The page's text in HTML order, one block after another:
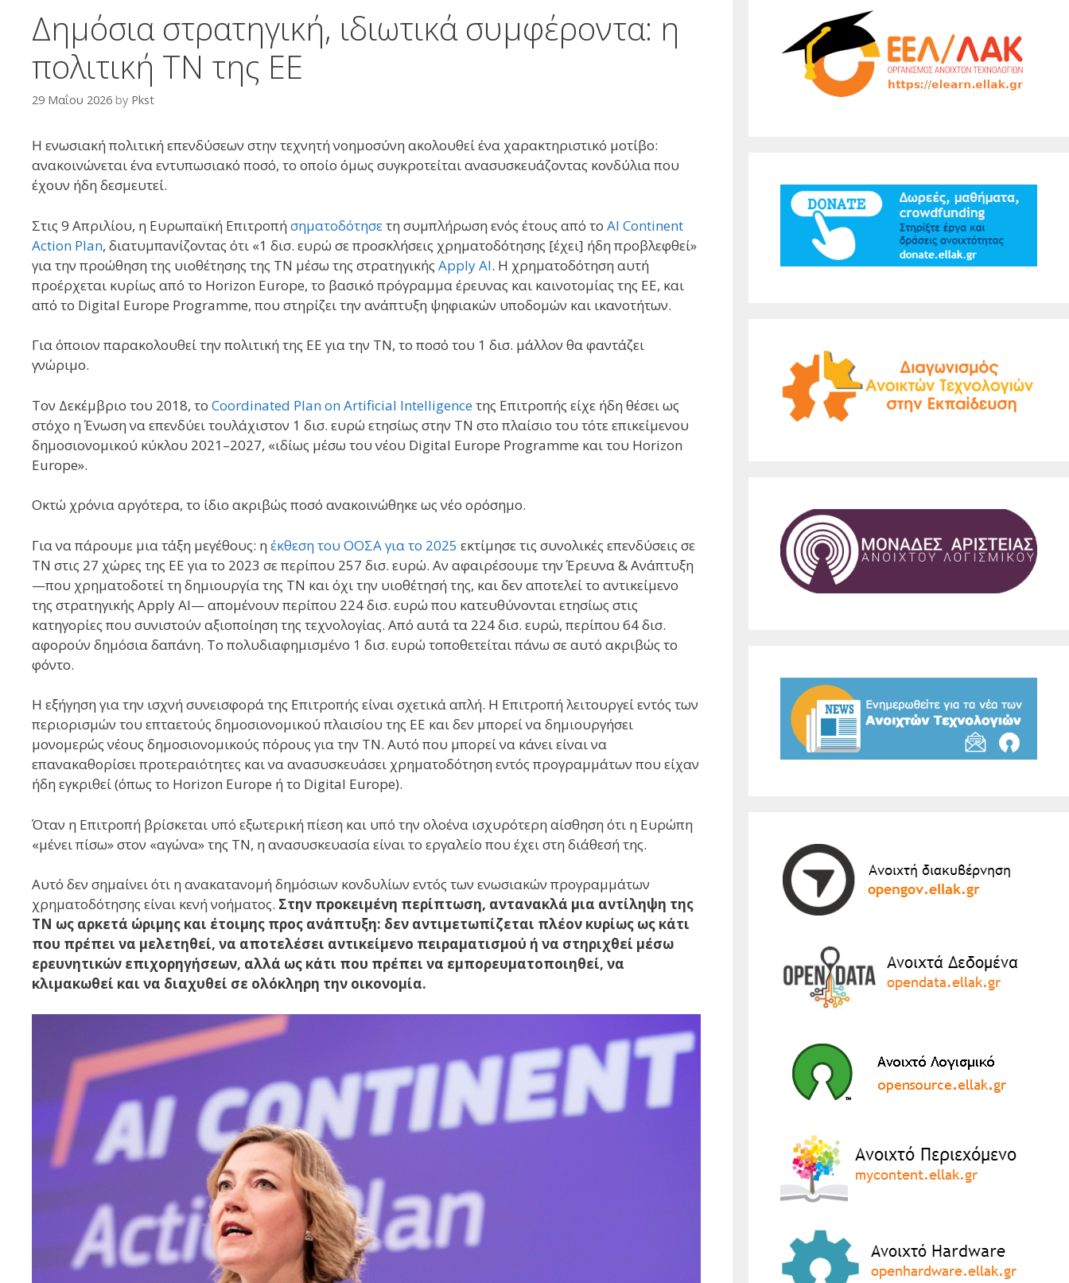
Δημόσια στρατηγική, ιδιωτικά συμφέροντα: η
πολιτική ΤΝ της ΕΕ
29 Μαΐου 2026 by Pkst
Η ενωσιακή πολιτική επενδύσεων στην τεχνητή νοημοσύνη ακολουθεί ένα χαρακτηριστικό μοτίβο:
ανακοινώνεται ένα εντυπωσιακό ποσό, το οποίο όμως συγκροτείται ανασυσκευάζοντας κονδύλια που
έχουν ήδη δεσμευτεί.
Στις 9 Απριλίου, η Ευρωπαϊκή Επιτροπή σηματοδότησετη συμπλήρωση ενός έτους από το AI Continent
Action Plan, διατυμπανίζοντας ότι «1 δισ. ευρώ σε προσκλήσεις χρηματοδότησης [έχει] ήδη προβλεφθεί»
για την προώθηση της υιοθέτησης της ΤΝ μέσω της στρατηγικής Apply AI. Η χρηματοδότηση αυτή
προέρχεται κυρίως από το Horizon Europe, το βασικό πρόγραμμα έρευνας και καινοτομίας της ΕΕ, και
από το Digital Europe Programme, που στηρίζει την ανάπτυξη ψηφιακών υποδομών και ικανοτήτων.
Για όποιον παρακολουθεί την πολιτική της ΕΕ για την ΤΝ, το ποσό του 1 δισ. μάλλον θα φαντάζει
γνώριμο.
Τον Δεκέμβριο του 2018, το Coordinated Plan on Artificial Intelligenceτης Επιτροπής είχε ήδη θέσει ως
στόχο η Ένωση να επενδύει τουλάχιστον 1 δισ. ευρώ ετησίως στην ΤΝ στο πλαίσιο του τότε επικείμενου
δημοσιονομικού κύκλου 2021–2027, «ιδίως μέσω του νέου Digital Europe Programme και του Horizon
Europe».
Οκτώ χρόνια αργότερα, το ίδιο ακριβώς ποσό ανακοινώθηκε ως νέο ορόσημο.
Για να πάρουμε μια τάξη μεγέθους: η έκθεση του ΟΟΣΑ για το 2025 εκτίμησε τις συνολικές επενδύσεις σε
ΤΝ στις 27 χώρες της ΕΕ για το 2023 σε περίπου 257 δισ. ευρώ. Αν αφαιρέσουμε την Έρευνα & Ανάπτυξη
—που χρηματοδοτεί τη δημιουργία της ΤΝ και όχι την υιοθέτησή της, και δεν αποτελεί το αντικείμενο
της στρατηγικής Apply AI— απομένουν περίπου 224 δισ. ευρώ που κατευθύνονται ετησίως στις
κατηγορίες που συνιστούν αξιοποίηση της τεχνολογίας. Από αυτά τα 224 δισ. ευρώ, περίπου 64 δισ.
αφορούν δημόσια δαπάνη. Το πολυδιαφημισμένο 1 δισ. ευρώ τοποθετείται πάνω σε αυτό ακριβώς το
φόντο.
Η εξήγηση για την ισχνή συνεισφορά της Επιτροπής είναι σχετικά απλή. Η Επιτροπή λειτουργεί εντός των
περιορισμών του επταετούς δημοσιονομικού πλαισίου της ΕΕ και δεν μπορεί να δημιουργήσει
μονομερώς νέους δημοσιονομικούς πόρους για την ΤΝ. Αυτό που μπορεί να κάνει είναι να
επανακαθορίσει προτεραιότητες και να ανασυσκευάσει χρηματοδότηση εντός προγραμμάτων που είχαν
ήδη εγκριθεί (όπως το Horizon Europe ή το Digital Europe).
Όταν η Επιτροπή βρίσκεται υπό εξωτερική πίεση και υπό την ολοένα ισχυρότερη αίσθηση ότι η Ευρώπη
«μένει πίσω» στον «αγώνα» της ΤΝ, η ανασυσκευασία είναι το εργαλείο που έχει στη διάθεσή της.
Αυτό δεν σημαίνει ότι η ανακατανομή δημόσιων κονδυλίων εντός των ενωσιακών προγραμμάτων
χρηματοδότησης είναι κενή νοήματος. Στην προκειμένη περίπτωση, αντανακλά μια αντίληψη της
ΤΝ ως αρκετά ώριμης και έτοιμης προς ανάπτυξη: δεν αντιμετωπίζεται πλέον κυρίως ως κάτι
που πρέπει να μελετηθεί, να αποτελέσει αντικείμενο πειραματισμού ή να στηριχθεί μέσω
ερευνητικών επιχορηγήσεων, αλλά ως κάτι που πρέπει να εμπορευματοποιηθεί, να
κλιμακωθεί και να διαχυθεί σε ολόκληρη την οικονομία.